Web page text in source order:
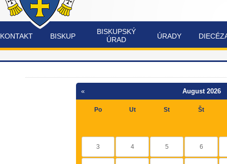
KONTAKT BISKUP
BISKUPSKÝ
ÚRAD
ÚRADY
INŠTITÚT
NAŠA
DIECÉZA
JUBILEJNÝ
ROK
« August 2026
Po Ut St Št
3 4 5 6